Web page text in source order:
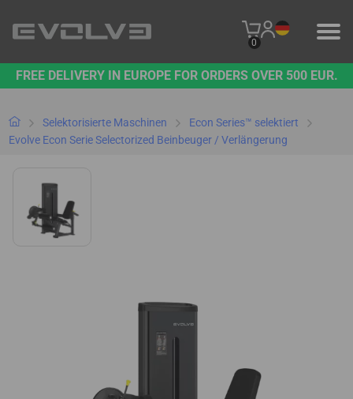
0
PRODUKTE
UNSERE MARKE
B2B-PLATTFORM
FREE DELIVERY IN EUROPE FOR ORDERS OVER 500 EUR.
Selektorisierte Maschinen
Econ Series™ selektiert
Evolve Econ Serie Selectorized Beinbeuger / Verlängerung